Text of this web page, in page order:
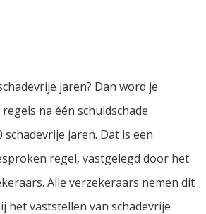
jaren? Dan word je
na één schuldschade
jaren. Dat is een
regel, vastgelegd door het
Alle verzekeraars nemen dit
het vaststellen van schadevrije